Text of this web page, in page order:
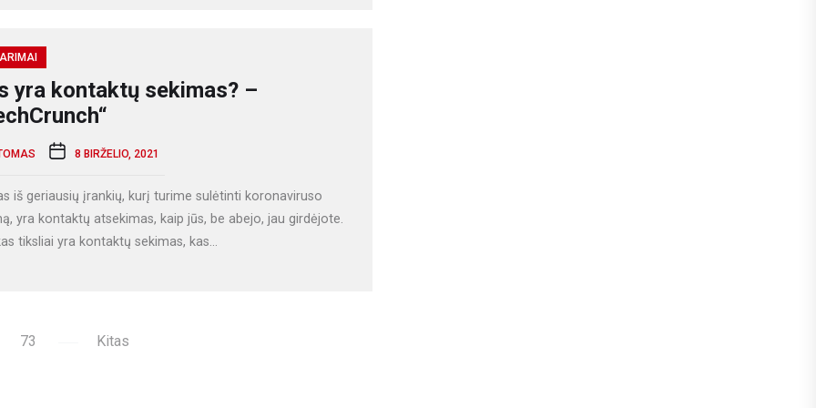
yra kontaktų sekimas? –
8 BIRŽELIO, 2021
iš geriausių įrankių, kurį turime sulėtinti koronaviruso
yra kontaktų atsekimas, kaip jūs, be abejo, jau girdėjote.
tiksliai yra kontaktų sekimas, kas...
73 Kitas